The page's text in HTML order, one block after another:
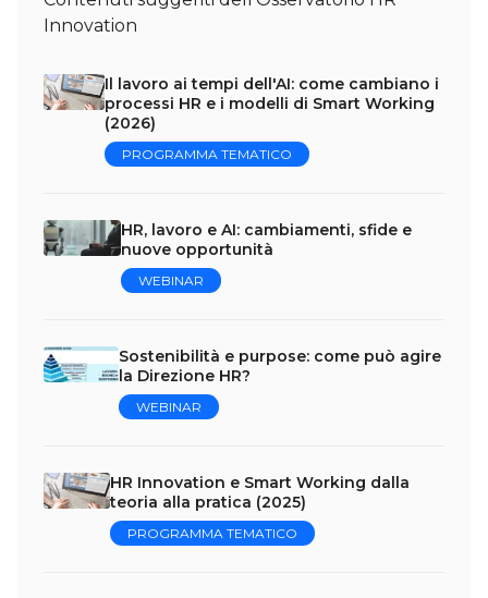
Innovation
Il lavoro ai tempi dell'AI: come cambiano i
processi HR e i modelli di Smart Working
(2026)
PROGRAMMA TEMATICO
HR, lavoro e AI: cambiamenti, sfide e
nuove opportunità
WEBINAR
Sostenibilità e purpose: come può agire
la Direzione HR?
WEBINAR
HR Innovation e Smart Working dalla
teoria alla pratica (2025)
PROGRAMMA TEMATICO